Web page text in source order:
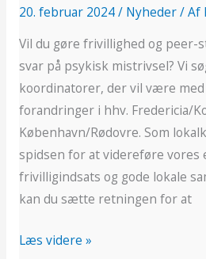
20. februar 2024/ Nyheder/ Af
Vil du gøre frivillighed og
svar på psykisk mistrivsel? Vi
koordinatorer, der vil være
forandringer i hhv. Fredericia/
København/Rødovre. Som
spidsen for at videreføre vores
frivilligindsats og gode lokale
kan du sætte retningen for at
Læs videre »